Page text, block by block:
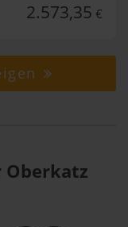
2.573,35 €
Oberkatz